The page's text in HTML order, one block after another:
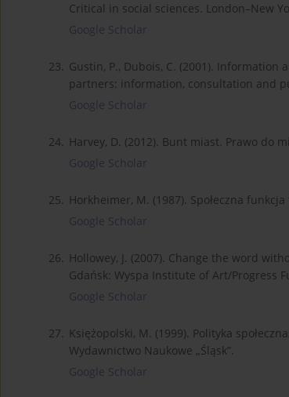
Critical in social sciences. London–New
Google Scholar
23. Gustin, P., Dubois, C. (2001).
partners: information, consultation and
Google Scholar
24. Harvey, D. (2012). Bunt miast. Prawo do
Google Scholar
25. Horkheimer, M. (1987). Społeczna
Google Scholar
26. Hollowey, J. (2007). Change the word
Gdańsk: Wyspa Institute of Art/Progress
Google Scholar
27. Księżopolski, M. (1999). Polityka
Wydawnictwo Naukowe „Śląsk”.
Google Scholar